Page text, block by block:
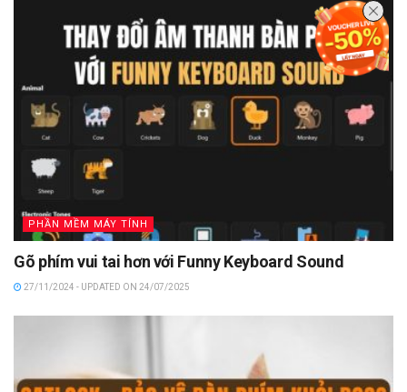
PHẦN MỀM MÁY TÍNH
Gõ phím vui tai hơn với Funny Keyboard Sound
27/11/2024 - UPDATED ON 24/07/2025